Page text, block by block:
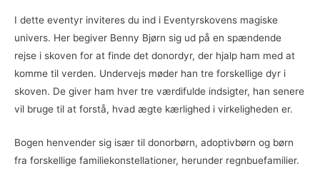
I dette eventyr inviteres du ind i Eventyrskovens magiske
univers. Her begiver Benny Bjørn sig ud på en spændende
rejse i skoven for at finde det donordyr, der hjalp ham med at
komme til verden. Undervejs møder han tre forskellige dyr i
skoven. De giver ham hver tre værdifulde indsigter, han senere
vil bruge til at forstå, hvad ægte kærlighed i virkeligheden er.
Bogen henvender sig især til donorbørn, adoptivbørn og børn
fra forskellige familiekonstellationer, herunder regnbuefamilier.